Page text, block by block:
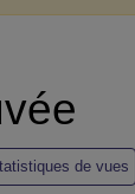
de vues